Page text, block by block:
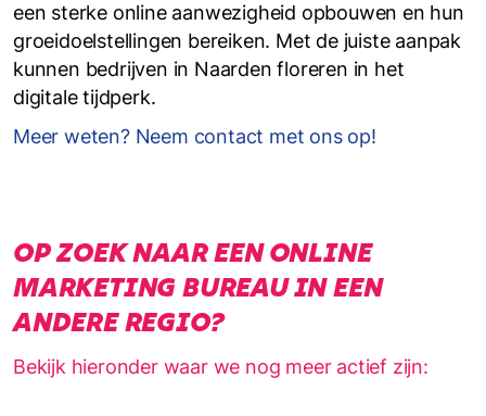
een sterke online aanwezigheid opbouwen en hun
groeidoelstellingen bereiken. Met de juiste aanpak
kunnen bedrijven in Naarden floreren in het
digitale tijdperk.
Meer weten? Neem contact met ons op!
OP ZOEK NAAR EEN ONLINE
MARKETING BUREAU IN EEN
ANDERE REGIO?
Bekijk hieronder waar we nog meer actief zijn: